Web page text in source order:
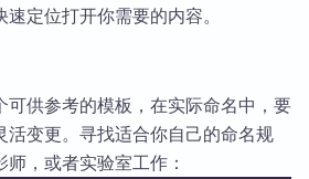
定位打开你需要的内容。
可供参考的模板，在实际命名中，要
活变更。寻找适合你自己的命名规
，或者实验室工作：